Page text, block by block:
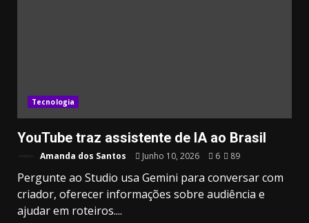
Tecnologia
YouTube traz assistente de IA ao Brasil
Amanda dos Santos Junho 10, 2026 6 89
Pergunte ao Studio usa Gemini para conversar com
criador, oferecer informações sobre audiência e
ajudar em roteiros....